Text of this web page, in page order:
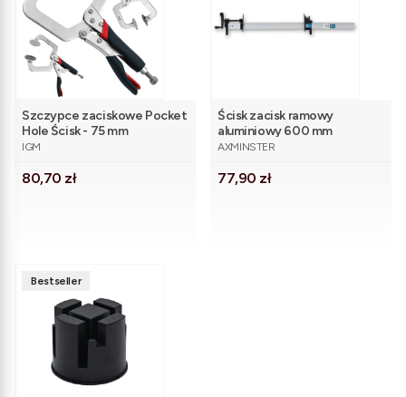
Szczypce zaciskowe Pocket
Hole Ścisk - 75 mm
PRODUCENT
IGM
Cena
80,70 zł
Ścisk zacisk ramowy
aluminiowy 600 mm
Axminster
PRODUCENT
AXMINSTER
Cena
77,90 zł
Bestseller